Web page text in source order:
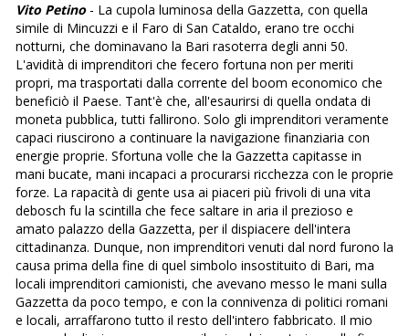
Vito Petino - La cupola luminosa della Gazzetta, con quella
simile di Mincuzzi e il Faro di San Cataldo, erano tre occhi
notturni, che dominavano la Bari rasoterra degli anni 50.
L'avidità di imprenditori che fecero fortuna non per meriti
propri, ma trasportati dalla corrente del boom economico che
beneficiò il Paese. Tant'è che, all'esaurirsi di quella ondata di
moneta pubblica, tutti fallirono. Solo gli imprenditori veramente
capaci riuscirono a continuare la navigazione finanziaria con
energie proprie. Sfortuna volle che la Gazzetta capitasse in
mani bucate, mani incapaci a procurarsi ricchezza con le proprie
forze. La rapacità di gente usa ai piaceri più frivoli di una vita
debosch fu la scintilla che fece saltare in aria il prezioso e
amato palazzo della Gazzetta, per il dispiacere dell'intera
cittadinanza. Dunque, non imprenditori venuti dal nord furono la
causa prima della fine di quel simbolo insostituito di Bari, ma
locali imprenditori camionisti, che avevano messo le mani sulla
Gazzetta da poco tempo, e con la connivenza di politici romani
e locali, arraffarono tutto il resto dell'intero fabbricato. Il mio